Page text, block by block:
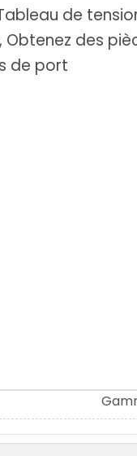
de
Obtenez des
de port